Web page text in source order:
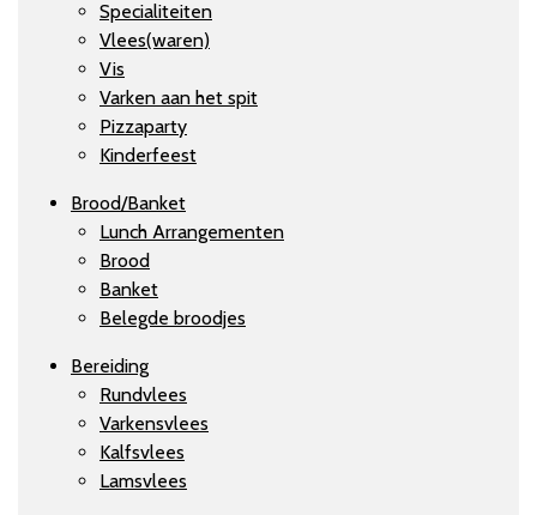
Specialiteiten
Vlees(waren)
Vis
Varken aan het spit
Pizzaparty
Kinderfeest
Brood/Banket
Lunch Arrangementen
Brood
Banket
Belegde broodjes
Bereiding
Rundvlees
Varkensvlees
Kalfsvlees
Lamsvlees